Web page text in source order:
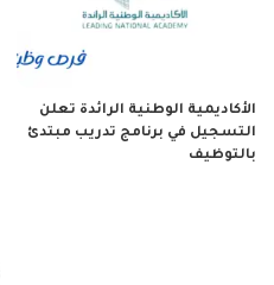
الأكاديمية الوطنية الرائدة تعلن
التسجيل في برنامج تدريب مبتدئ
بالتوظيف